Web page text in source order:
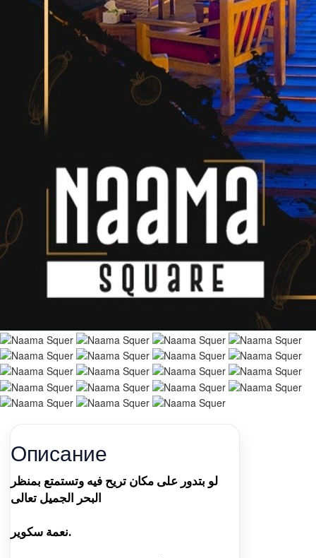
Описание
لو بتدور على مكان تريح فيه وتستمتع بمنظر
البحر الجميل تعالى
نعمة سكوير.